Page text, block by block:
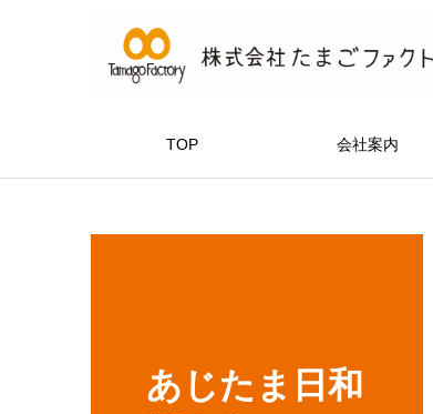
TOP 会社案内
あじたま日和